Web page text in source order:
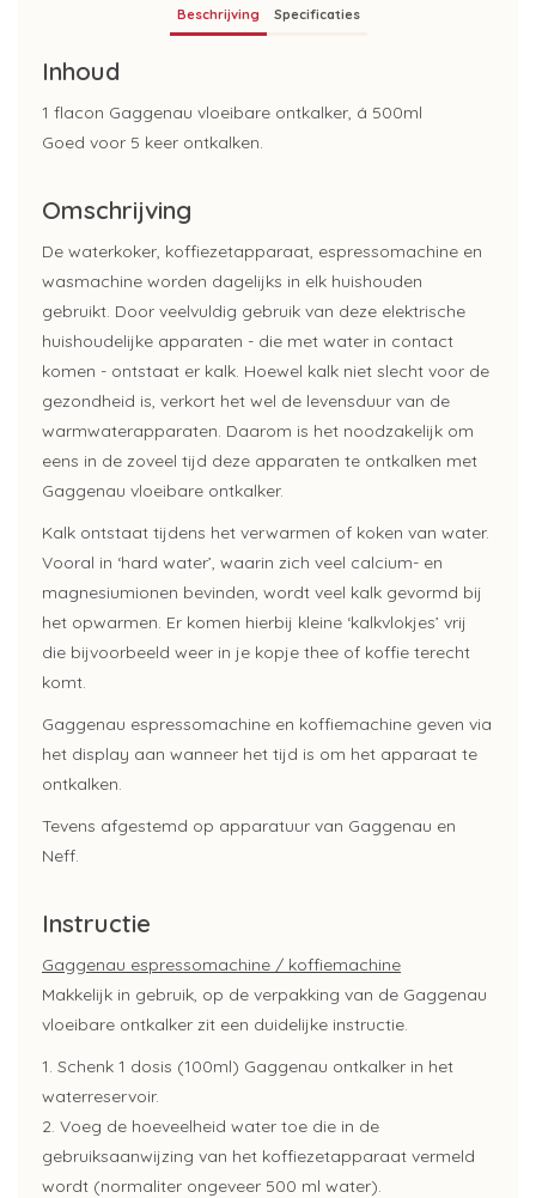
Beschrijving Specificaties
Inhoud
1 flacon Gaggenau vloeibare ontkalker, á 500ml
Goed voor 5 keer ontkalken.
Omschrijving
De waterkoker, koffiezetapparaat, espressomachine en
wasmachine worden dagelijks in elk huishouden
gebruikt. Door veelvuldig gebruik van deze elektrische
huishoudelijke apparaten - die met water in contact
komen - ontstaat er kalk. Hoewel kalk niet slecht voor de
gezondheid is, verkort het wel de levensduur van de
warmwaterapparaten. Daarom is het noodzakelijk om
eens in de zoveel tijd deze apparaten te ontkalken met
Gaggenau vloeibare ontkalker.
Kalk ontstaat tijdens het verwarmen of koken van water.
Vooral in ‘hard water’, waarin zich veel calcium- en
magnesiumionen bevinden, wordt veel kalk gevormd bij
het opwarmen. Er komen hierbij kleine ‘kalkvlokjes’ vrij
die bijvoorbeeld weer in je kopje thee of koffie terecht
komt.
Gaggenau espressomachine en koffiemachine geven via
het display aan wanneer het tijd is om het apparaat te
ontkalken.
Tevens afgestemd op apparatuur van Gaggenau en
Neff.
Instructie
Gaggenau espressomachine / koffiemachine
Makkelijk in gebruik, op de verpakking van de Gaggenau
vloeibare ontkalker zit een duidelijke instructie.
1. Schenk 1 dosis (1​00​ml) ​Gaggenau ontkalker in het
waterreservoir.
2. Voeg de hoeveelheid water toe die in de
gebruiksaanwijzing van het koffiezetapparaat vermeld
wordt (normaliter ongeveer ​500 ml water).